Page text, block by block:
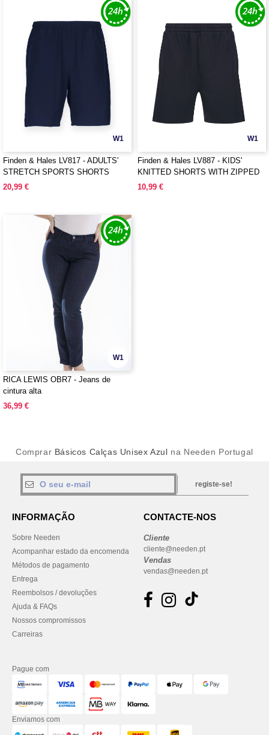
W1
Finden & Hales LV817 - ADULTS'
STRETCH SPORTS SHORTS
20,99 €
W1
Finden & Hales LV887 - KIDS'
KNITTED SHORTS WITH ZIPPED
POCKETS
10,99 €
W1
RICA LEWIS OBR7 - Jeans de
cintura alta
36,99 €
Comprar Básicos Calças Unisex Azul na Needen Portugal
registe-se!
INFORMAÇÃO
Sobre Needen
Acompanhar estado da encomenda
Métodos de pagamento
Entrega
Reembolsos / devoluções
Ajuda & FAQs
Nossos compromissos
Carreiras
CONTACTE-NOS
Cliente
cliente@needen.pt
Vendas
vendas@needen.pt
Pague com
Enviamos com